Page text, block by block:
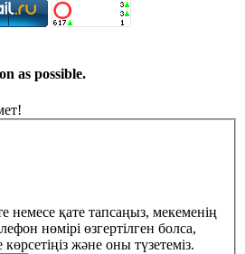
as possible.
немесе қате тапсаңыз, мекеменің
нөмірі өзгертілген болса,
және оны түзетеміз.